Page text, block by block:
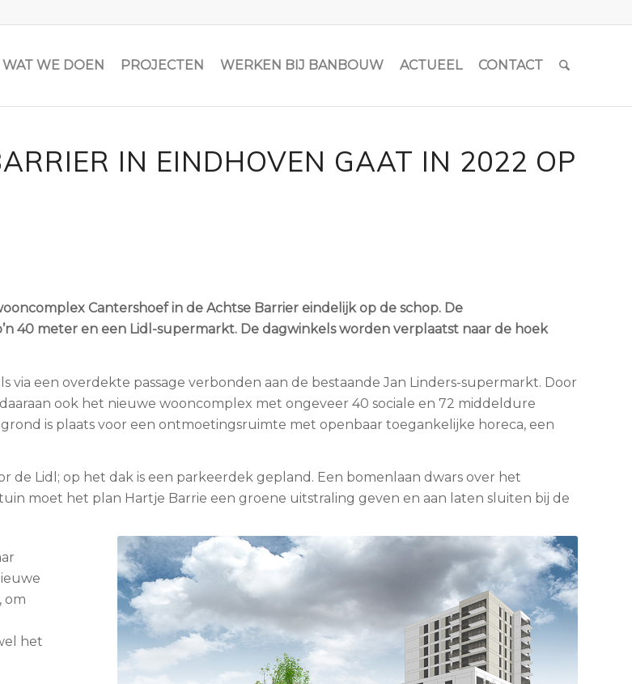
WAT WE DOEN PROJECTEN WERKEN BIJ BANBOUW ACTUEEL CONTACT
IN EINDHOVEN GAAT IN 2022 OP
Cantershoef in de Achtse Barrier eindelijk op de schop. De
40 meter en een Lidl-supermarkt. De dagwinkels worden verplaatst naar de hoek
een overdekte passage verbonden aan de bestaande Jan Linders-supermarkt. Door
ook het nieuwe wooncomplex met ongeveer 40 sociale en 72 middeldure
is plaats voor een ontmoetingsruimte met openbaar toegankelijke horeca, een
Lidl; op het dak is een parkeerdek gepland. Een bomenlaan dwars over het
moet het plan Hartje Barrie een groene uitstraling geven en aan laten sluiten bij de
om
het